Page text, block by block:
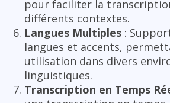
pour faciliter la
différents contextes.
Langues Multiples :
langues et accents,
utilisation dans divers
linguistiques.
Transcription en Temps